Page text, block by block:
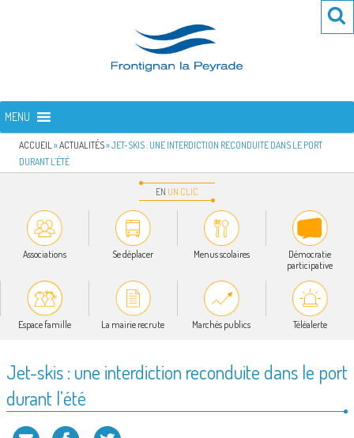
FRONTIGNAN LA PEYRADE
MENU
ACCUEIL »ACTUALITÉS»JET-SKIS : UNE INTERDICTION RECONDUITE DANS LE PORT
DURANT L’ÉTÉ
EN UN CLIC
Associations Se déplacer Menus scolaires
Démocratie
participative
Espace famille La mairie recrute Marchés publics Téléalerte
Jet-skis : une interdiction reconduite dans le port
durant l’été